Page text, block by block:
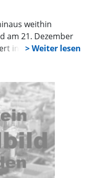
weithin
am 21. Dezember
in der